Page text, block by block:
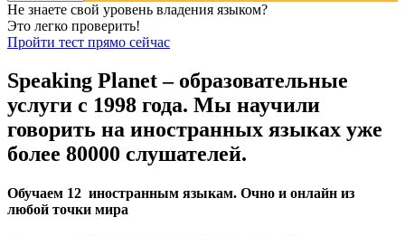
Не знаете свой уровень владения языком?
Это легко проверить!
Пройти тест прямо сейчас
Speaking Planet – образовательные
услуги с 1998 года. Мы научили
говорить на иностранных языках уже
более 80000 слушателей.
Обучаем 12 иностранным языкам. Очно и онлайн из
любой точки мира